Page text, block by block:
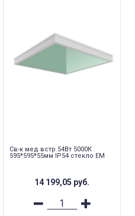
Св-к мед встр 54Вт 5000К
595*595*55мм IP54 стекло EM
14 199,05 руб.